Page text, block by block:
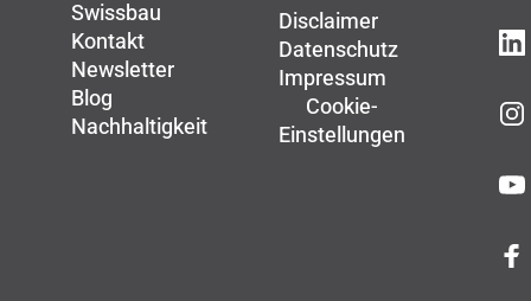
Swissbau
Kontakt
Newsletter
Blog
Nachhaltigkeit
Disclaimer
Datenschutz
Impressum
Cookie-
Einstellungen